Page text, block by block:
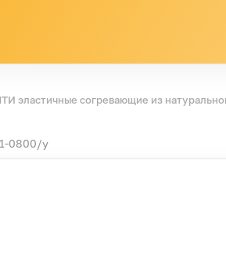
эластичные согревающие из
0800/у